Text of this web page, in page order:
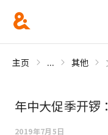
主页 ... 其他
年中大促季开锣
2019年7月5日